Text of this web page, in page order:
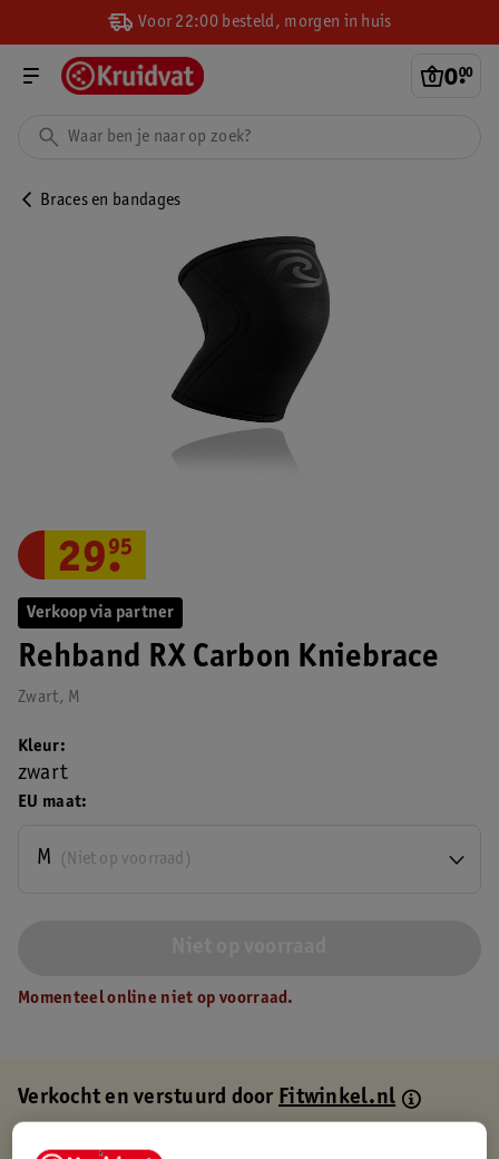
Voor 22:00 besteld, morgen in huis
0.
00
Braces en bandages
Verkoop via partner
Rehband RX Carbon Kniebrace
Zwart, M
29.
95
EU maat
(Niet op voorraad)
M
Kleur
zwart
Momenteel online niet op voorraad.
Verkocht en verstuurd doorFitwinkel.nl